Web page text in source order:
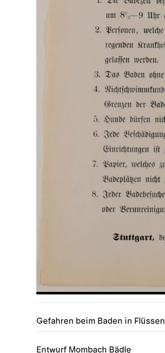
Gefahren beim Baden in Flüssen
Entwurf Mombach Bädle